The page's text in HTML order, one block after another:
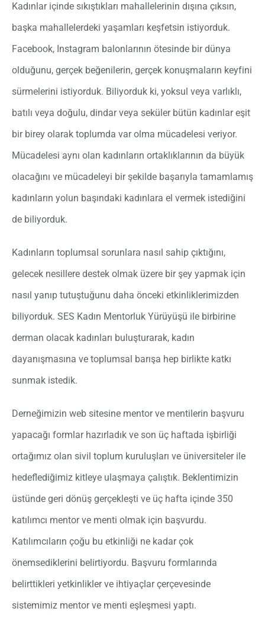
Kadınlar içinde sıkıştıkları mahallelerinin dışına çıksın,
başka mahallelerdeki yaşamları keşfetsin istiyorduk.
Facebook, Instagram balonlarının ötesinde bir dünya
olduğunu, gerçek beğenilerin, gerçek konuşmaların keyfini
sürmelerini istiyorduk. Biliyorduk ki, yoksul veya varlıklı,
batılı veya doğulu, dindar veya seküler bütün kadınlar eşit
bir birey olarak toplumda var olma mücadelesi veriyor.
Mücadelesi aynı olan kadınların ortaklıklarının da büyük
olacağını ve mücadeleyi bir şekilde başarıyla tamamlamış
kadınların yolun başındaki kadınlara el vermek istediğini
de biliyorduk.
Kadınların toplumsal sorunlara nasıl sahip çıktığını,
gelecek nesillere destek olmak üzere bir şey yapmak için
nasıl yanıp tutuştuğunu daha önceki etkinliklerimizden
biliyorduk. SES Kadın Mentorluk Yürüyüşü ile birbirine
derman olacak kadınları buluşturarak, kadın
dayanışmasına ve toplumsal barışa hep birlikte katkı
sunmak istedik.
Derneğimizin web sitesine mentor ve mentilerin başvuru
yapacağı formlar hazırladık ve son üç haftada işbirliği
ortağımız olan sivil toplum kuruluşları ve üniversiteler ile
hedeflediğimiz kitleye ulaşmaya çalıştık. Beklentimizin
üstünde geri dönüş gerçekleşti ve üç hafta içinde 350
katılımcı mentor ve menti olmak için başvurdu.
Katılımcıların çoğu bu etkinliği ne kadar çok
önemsediklerini belirtiyordu. Başvuru formlarında
belirttikleri yetkinlikler ve ihtiyaçlar çerçevesinde
sistemimiz mentor ve menti eşleşmesi yaptı.